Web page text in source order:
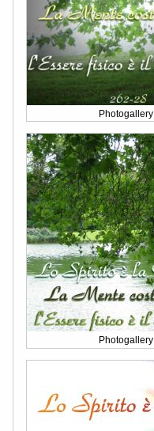
Photogallery
Photogallery